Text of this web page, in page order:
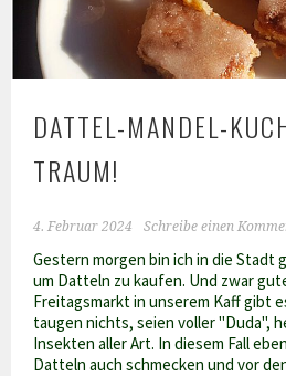
DATTEL-MANDEL-
TRAUM!
4. Februar 2024 Schreibe einen
Gestern morgen bin ich in die Stadt
um Datteln zu kaufen. Und zwar
Freitagsmarkt in unserem Kaff gibt
taugen nichts, seien voller "Duda",
Insekten aller Art. In diesem Fall
Datteln auch schmecken und vor